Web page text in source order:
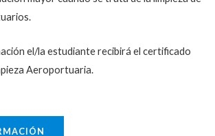
el/la estudiante recibirá el certificado
Aeroportuaria.